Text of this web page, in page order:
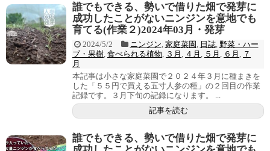
誰でもできる、勢いで借りた畑で発芽に
成功したことがないニンジンを意地でも
育てる(作業２)2024年03月・発芽
2024/5/2 ニンジン 家庭菜園 日誌, 野菜・ハー
ブ・果樹 食べられる植物 ３月 ４月 ５月 ６月
７
月
本記事は小さな家庭菜園で２０２４年３月に種まきを
した「５５円で買える五寸人参の種」の２回目の作業
記録です。３月下旬の記録になります。 ...
記事を読む
誰でもできる、勢いで借りた畑で発芽に